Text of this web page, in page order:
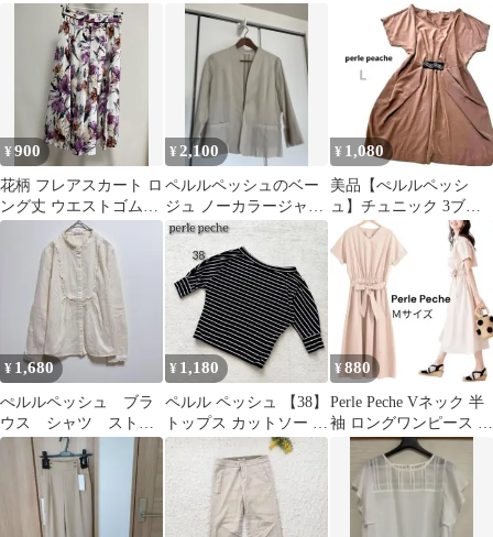
バイカラー ストレッチ
¥900
花柄 フレアスカート ロ
ング丈 ウエストゴム
サイズ38 ペルルペッシ
¥ 2,100
ペルルペッシュのベー
ジュ ノーカラージャケ
ット 7分袖
¥ 1,080
美品【ぺルルペッシ
ュ】チュニック 3ブラ
ウン半袖 Vネック
38【L相当】ビジュー
¥ 1,680
ぺルルペッシュ ブラ
ウス シャツ ストラ
イプ柄 フリル スタ
ンドカラー
¥ 1,180
ペルル ペッシュ 【38】
トップス カットソー ド
ルマン ボーダー 総柄
¥880
Perle Peche Vネック 半
袖 ロングワンピース ベ
ージュ Ｍサイズ